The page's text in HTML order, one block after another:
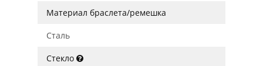
Материал браслета/ремешка
Сталь
Стекло